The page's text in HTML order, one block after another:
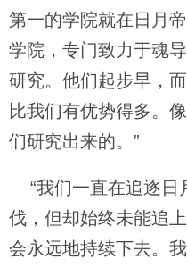
第一的学院就在日月
学院，专门致力于魂
研究。他们起步早，
比我们有优势得多。
们研究出来的。”
“我们一直在追逐日
伐，但却始终未能追
会永远地持续下去。